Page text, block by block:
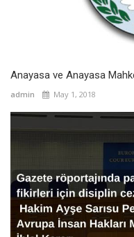
Anayasa ve Anayasa
admin May 1, 2018